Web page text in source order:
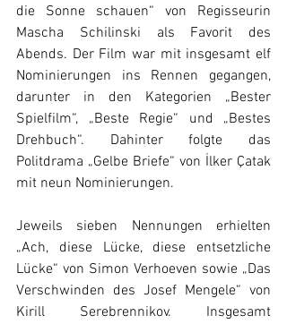
die Sonne schauen“ von Regisseurin
Mascha Schilinski als Favorit des
Abends. Der Film war mit insgesamt elf
Nominierungen ins Rennen gegangen,
darunter in den Kategorien „Bester
Spielfilm“, „Beste Regie“ und „Bestes
Drehbuch“. Dahinter folgte das
Politdrama „Gelbe Briefe“ von İlker Çatak
mit neun Nominierungen.
Jeweils sieben Nennungen erhielten
„Ach, diese Lücke, diese entsetzliche
Lücke“ von Simon Verhoeven sowie „Das
Verschwinden des Josef Mengele“ von
Kirill Serebrennikov. Insgesamt